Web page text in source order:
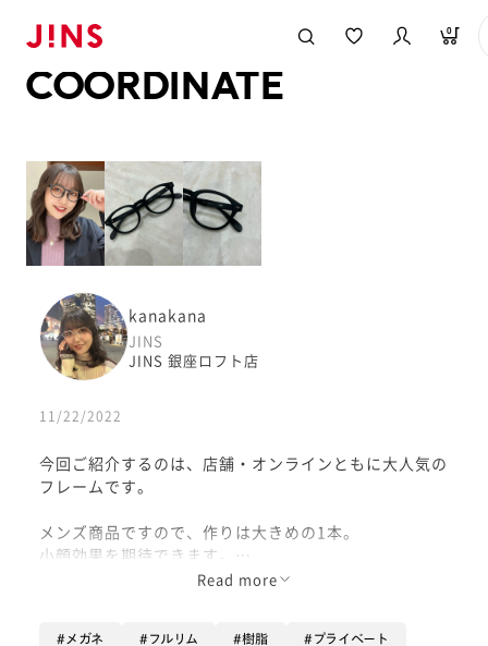
0
COORDINATE
kanakana
JINS
JINS 銀座ロフト店
11/22/2022
今回ご紹介するのは、店舗・オンラインともに大人気の
フレームです。
メンズ商品ですので、作りは大きめの1本。
小顔効果を期待できます。
Read more
メガネ フルリム 樹脂 プライベート